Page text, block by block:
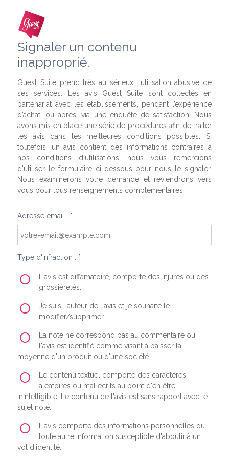
Signaler un contenu
inapproprié.
Guest Suite prend très au sérieux l'utilisation abusive de
ses services. Les avis Guest Suite sont collectés en
partenariat avec les établissements, pendant l’expérience
d’achat, ou après, via une enquête de satisfaction. Nous
avons mis en place une série de procédures afin de traiter
les avis dans les meilleures conditions possibles. Si
toutefois, un avis contient des informations contraires à
nos conditions d'utilisations, nous vous remercions
d'utiliser le formulaire ci-dessous pour nous le signaler.
Nous examinerons votre demande et reviendrons vers
vous pour tous renseignements complémentaires.
Adresse email : *
Type d'infraction : *
L'avis est diffamatoire, comporte des injures ou des
grossièretés.
Je suis l'auteur de l'avis et je souhaite le
modifier/supprimer.
La note ne correspond pas au commentaire ou
l'avis est identifié comme visant à baisser la
moyenne d'un produit ou d'une société.
Le contenu textuel comporte des caractères
aléatoires ou mal écrits au point d'en être
inintelligible. Le contenu de l'avis est sans rapport avec le
sujet noté.
L'avis comporte des informations personnelles ou
toute autre information susceptible d'aboutir à un
vol d'identité.